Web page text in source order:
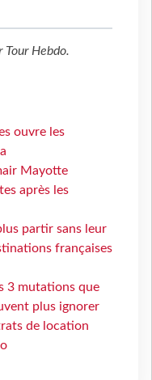
Tour Hebdo.
ouvre les
Mayotte
après les
partir sans leur
françaises
3 mutations que
plus ignorer
de location